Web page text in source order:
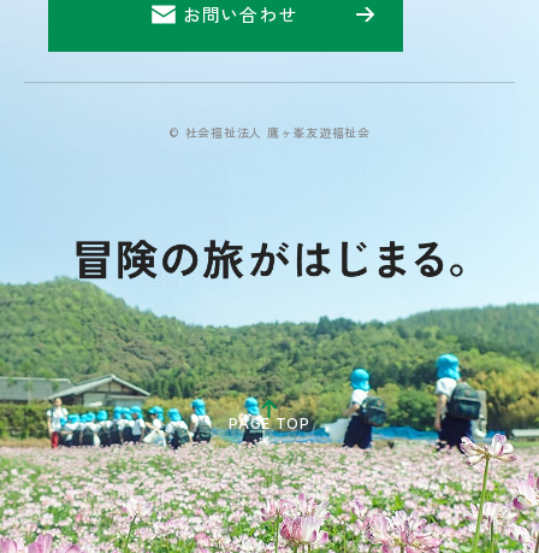
お問い合わせ
© 社会福祉法人 鷹ヶ峯友遊福祉会
PAGE TOP